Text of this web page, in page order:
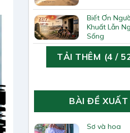
Biết Ơn
Khuất Lẫn
Sống
TẢI THÊM (4 /
BÀI ĐỀ XUẤT
Sơ và hoa